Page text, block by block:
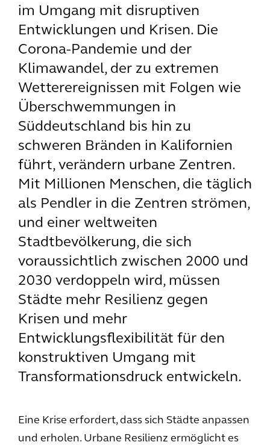
im Umgang mit disruptiven
Entwicklungen und Krisen. Die
Corona-Pandemie und der
Klimawandel, der zu extremen
Wetterereignissen mit Folgen wie
Überschwemmungen in
Süddeutschland bis hin zu
schweren Bränden in Kalifornien
führt, verändern urbane Zentren.
Mit Millionen Menschen, die täglich
als Pendler in die Zentren strömen,
und einer weltweiten
Stadtbevölkerung, die sich
voraussichtlich zwischen 2000 und
2030 verdoppeln wird, müssen
Städte mehr Resilienz gegen
Krisen und mehr
Entwicklungsflexibilität für den
konstruktiven Umgang mit
Transformationsdruck entwickeln.
Eine Krise erfordert, dass sich Städte anpassen
und erholen. Urbane Resilienz ermöglicht es